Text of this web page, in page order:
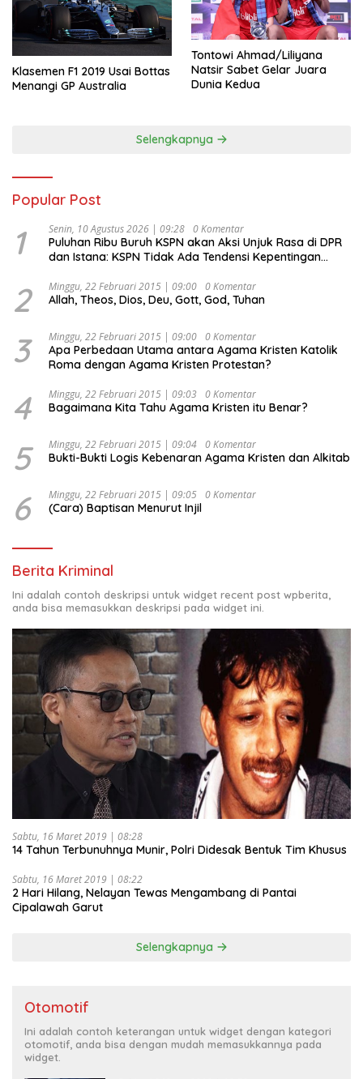
Klasemen F1 2019 Usai Bottas
Menangi GP Australia
Tontowi Ahmad/Liliyana
Natsir Sabet Gelar Juara
Dunia Kedua
Selengkapnya
Popular Post
1 Senin, 10 Agustus 2026 | 09:28 0 Komentar
Puluhan Ribu Buruh KSPN akan Aksi Unjuk Rasa di DPR
dan Istana: KSPN Tidak Ada Tendensi Kepentingan
2 Minggu, 22 Februari 2015 | 09:00 0 Komentar
Allah, Theos, Dios, Deu, Gott, God, Tuhan
3 Minggu, 22 Februari 2015 | 09:00 0 Komentar
Apa Perbedaan Utama antara Agama Kristen Katolik
Roma dengan Agama Kristen Protestan?
4 Minggu, 22 Februari 2015 | 09:03 0 Komentar
Bagaimana Kita Tahu Agama Kristen itu Benar?
5 Minggu, 22 Februari 2015 | 09:04 0 Komentar
Bukti-Bukti Logis Kebenaran Agama Kristen dan Alkitab
6 Minggu, 22 Februari 2015 | 09:05 0 Komentar
(Cara) Baptisan Menurut Injil
Berita Kriminal
Ini adalah contoh deskripsi untuk widget recent post wpberita,
anda bisa memasukkan deskripsi pada widget ini.
Sabtu, 16 Maret 2019 | 08:28
14 Tahun Terbunuhnya Munir, Polri Didesak Bentuk Tim Khusus
Sabtu, 16 Maret 2019 | 08:22
2 Hari Hilang, Nelayan Tewas Mengambang di Pantai
Cipalawah Garut
Selengkapnya
Otomotif
Ini adalah contoh keterangan untuk widget dengan kategori
otomotif, anda bisa dengan mudah memasukkannya pada
widget.